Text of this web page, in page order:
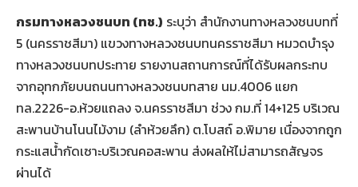
กรมทางหลวงชนบท (ทช.) ระบุว่า สำนักงานทางหลวงชนบทที่
5 (นครราชสีมา) แขวงทางหลวงชนบทนครราชสีมา หมวดบำรุง
ทางหลวงชนบทประทาย รายงานสถานการณ์ที่ได้รับผลกระทบ
จากอุทกภัยบนถนนทางหลวงชนบทสาย นม.4006 แยก
ทล.2226-อ.ห้วยแถลง จ.นครราชสีมา ช่วง กม.ที่ 14+125 บริเวณ
สะพานบ้านโนนไม้งาม (ลำห้วยลึก) ต.โบสถ์ อ.พิมาย เนื่องจากถูก
กระแสน้ำกัดเซาะบริเวณคอสะพาน ส่งผลให้ไม่สามารถสัญจร
ผ่านได้